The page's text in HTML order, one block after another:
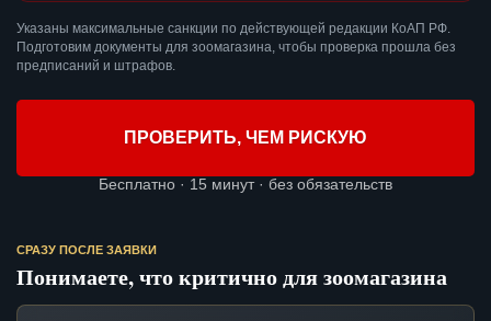
Указаны максимальные санкции по действующей редакции КоАП РФ.
Подготовим документы для зоомагазина, чтобы проверка прошла без
предписаний и штрафов.
ПРОВЕРИТЬ, ЧЕМ РИСКУЮ
Бесплатно · 15 минут · без обязательств
СРАЗУ ПОСЛЕ ЗАЯВКИ
Понимаете, что критично для зоомагазина